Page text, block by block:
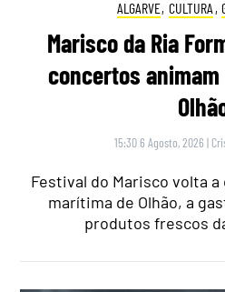
ALGARVE, CULTURA ,
Marisco da Ria
concertos
15:30 6 Agosto, 2026 |
Festival do Marisco volta
marítima de Olhão, a
produtos frescos